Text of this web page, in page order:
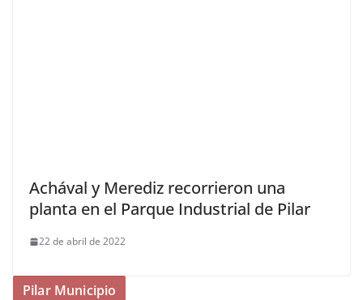
Achával y Merediz recorrieron una
planta en el Parque Industrial de Pilar
22 de abril de 2022
Pilar Municipio